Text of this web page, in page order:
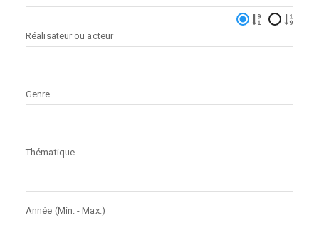
Réalisateur ou acteur
Genre
Thématique
Année (Min. - Max.)